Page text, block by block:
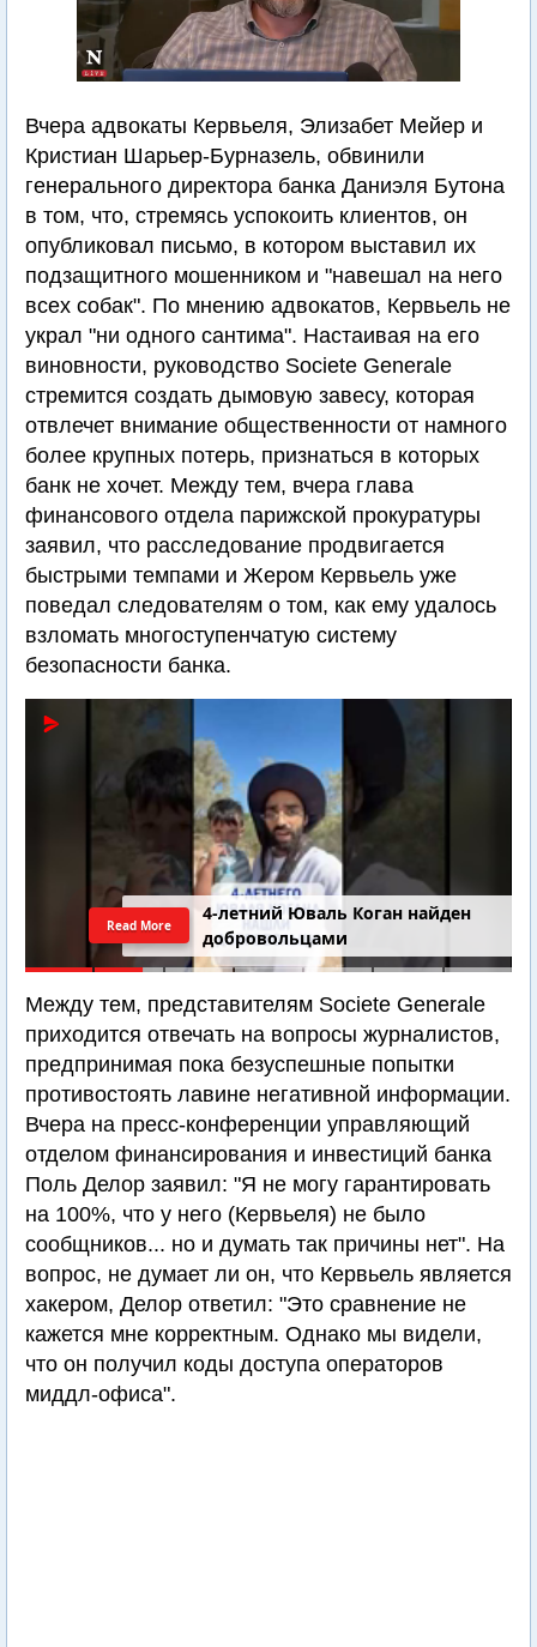
Вчера адвокаты Кервьеля, Элизабет Мейер и
Кристиан Шарьер-Бурназель, обвинили
генерального директора банка Даниэля Бутона
в том, что, стремясь успокоить клиентов, он
опубликовал письмо, в котором выставил их
подзащитного мошенником и "навешал на него
всех собак". По мнению адвокатов, Кервьель не
украл "ни одного сантима". Настаивая на его
виновности, руководство Societe Generale
стремится создать дымовую завесу, которая
отвлечет внимание общественности от намного
более крупных потерь, признаться в которых
банк не хочет. Между тем, вчера глава
финансового отдела парижской прокуратуры
заявил, что расследование продвигается
быстрыми темпами и Жером Кервьель уже
поведал следователям о том, как ему удалось
взломать многоступенчатую систему
безопасности банка.
4-летний Юваль Коган найден
добровольцами
Read More
Между тем, представителям Societe Generale
приходится отвечать на вопросы журналистов,
предпринимая пока безуспешные попытки
противостоять лавине негативной информации.
Вчера на пресс-конференции управляющий
отделом финансирования и инвестиций банка
Поль Делор заявил: "Я не могу гарантировать
на 100%, что у него (Кервьеля) не было
сообщников... но и думать так причины нет". На
вопрос, не думает ли он, что Кервьель является
хакером, Делор ответил: "Это сравнение не
кажется мне корректным. Однако мы видели,
что он получил коды доступа операторов
миддл-офиса".